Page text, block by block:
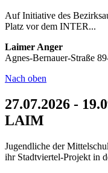
Auf Initiative des
Platz vor dem INTER...
Laimer Anger
Agnes-Bernauer-Straße
Nach oben
27.07.2026 -
LAIM
Jugendliche der
ihr Stadtviertel-Projekt in